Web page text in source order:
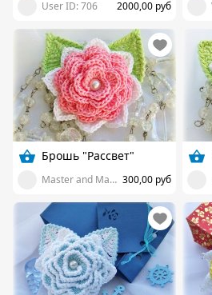
User ID: 706 2000,00 руб
Брошь "Рассвет"
Master and Margarita 300,00 руб